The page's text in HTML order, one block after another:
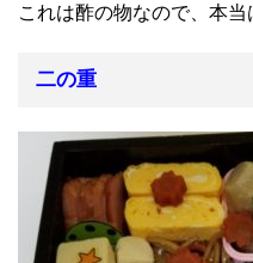
これは酢の物なので、本当
二の重